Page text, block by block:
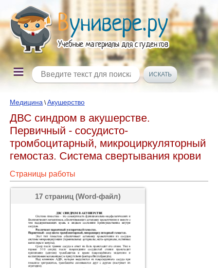
Медицина \Акушерство
ДВС синдром в акушерстве.
Первичный - сосудисто-
тромбоцитарный, микроциркуляторный
гемостаз. Система свертывания крови
Страницы работы
17 страниц (Word-файл)